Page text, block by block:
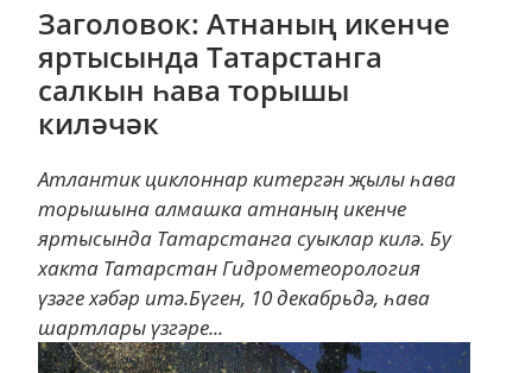
Заголовок: Атнаның икенче
яртысында Татарстанга
салкын һава торышы
киләчәк
Атлантик циклоннар китергән җылы һава
торышына алмашка атнаның икенче
яртысында Татарстанга суыклар килә. Бу
хакта Татарстан Гидрометеорология
үзәге хәбәр итә.Бүген, 10 декабрьдә, һава
шартлары үзгәре...